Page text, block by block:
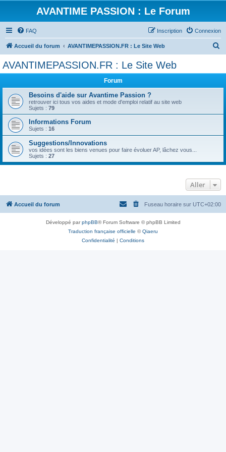
AVANTIME PASSION : Le Forum
FAQ Connexion
Inscription
Accueil du forum AVANTIMEPASSION.FR : Le Site Web
AVANTIMEPASSION.FR : Le Site Web
Forum
Besoins d'aide sur Avantime Passion ?
retrouver ici tous vos aides et mode d'emploi relatif au site web
Sujets : 79
Informations Forum
Sujets : 16
Suggestions/Innovations
vos idées sont les biens venues pour faire évoluer AP, lâchez vous...
Sujets : 27
Aller
Accueil du forum Fuseau horaire sur UTC+02:00
Développé parphpBB® Forum Software © phpBB Limited
Traduction française officielle ©Qiaeru
Confidentialité | Conditions